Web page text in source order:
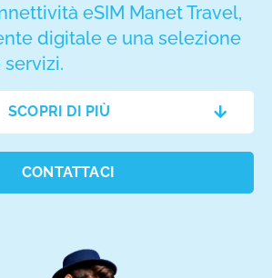
eSIM Manet Travel,
digitale e una selezione
SCOPRI DI PIÙ
CONTATTACI